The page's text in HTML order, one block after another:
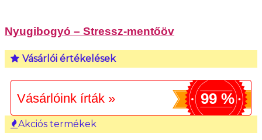
Nyugibogyó – Stressz-mentőöv
Vásárlói értékelések
Vásárlóink írták » 99 %
Akciós termékek